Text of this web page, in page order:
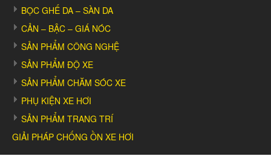
BỌC GHẾ DA – SÀN DA
CẢN – BẬC – GIÁ NÓC
SẢN PHẨM CÔNG NGHỆ
SẢN PHẨM ĐỘ XE
SẢN PHẨM CHĂM SÓC XE
PHỤ KIỆN XE HƠI
SẢN PHẨM TRANG TRÍ
GIẢI PHÁP CHỐNG ỒN XE HƠI